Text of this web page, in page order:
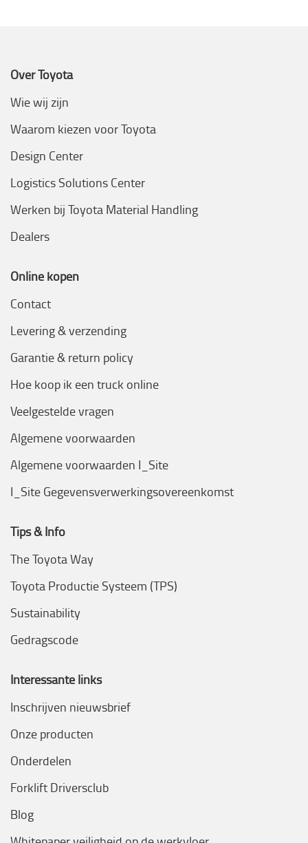
Over Toyota
Wie wij zijn
Waarom kiezen voor Toyota
Design Center
Logistics Solutions Center
Werken bij Toyota Material Handling
Dealers
Online kopen
Contact
Levering & verzending
Garantie & return policy
Hoe koop ik een truck online
Veelgestelde vragen
Algemene voorwaarden
Algemene voorwaarden I_Site
I_Site Gegevensverwerkingsovereenkomst
Tips & Info
The Toyota Way
Toyota Productie Systeem (TPS)
Sustainability
Gedragscode
Interessante links
Inschrijven nieuwsbrief
Onze producten
Onderdelen
Forklift Driversclub
Blog